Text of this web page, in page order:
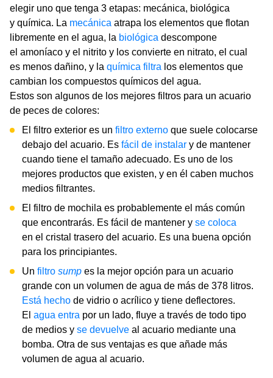
elegir uno que tenga 3 etapas: mecánica, biológica
y química. La mecánica atrapa los elementos que flotan
libremente en el agua, la biológica descompone
el amoníaco y el nitrito y los convierte en nitrato, el cual
es menos dañino, y la química filtra los elementos que
cambian los compuestos químicos del agua.
Estos son algunos de los mejores filtros para un acuario
de peces de colores:
El filtro exterior es un filtro externo que suele colocarse
debajo del acuario. Es fácil de instalar y de mantener
cuando tiene el tamaño adecuado. Es uno de los
mejores productos que existen, y en él caben muchos
medios filtrantes.
El filtro de mochila es probablemente el más común
que encontrarás. Es fácil de mantener y se coloca
en el cristal trasero del acuario. Es una buena opción
para los principiantes.
Un filtro sump es la mejor opción para un acuario
grande con un volumen de agua de más de 378 litros.
Está hecho de vidrio o acrílico y tiene deflectores.
El agua entra por un lado, fluye a través de todo tipo
de medios y se devuelve al acuario mediante una
bomba. Otra de sus ventajas es que añade más
volumen de agua al acuario.